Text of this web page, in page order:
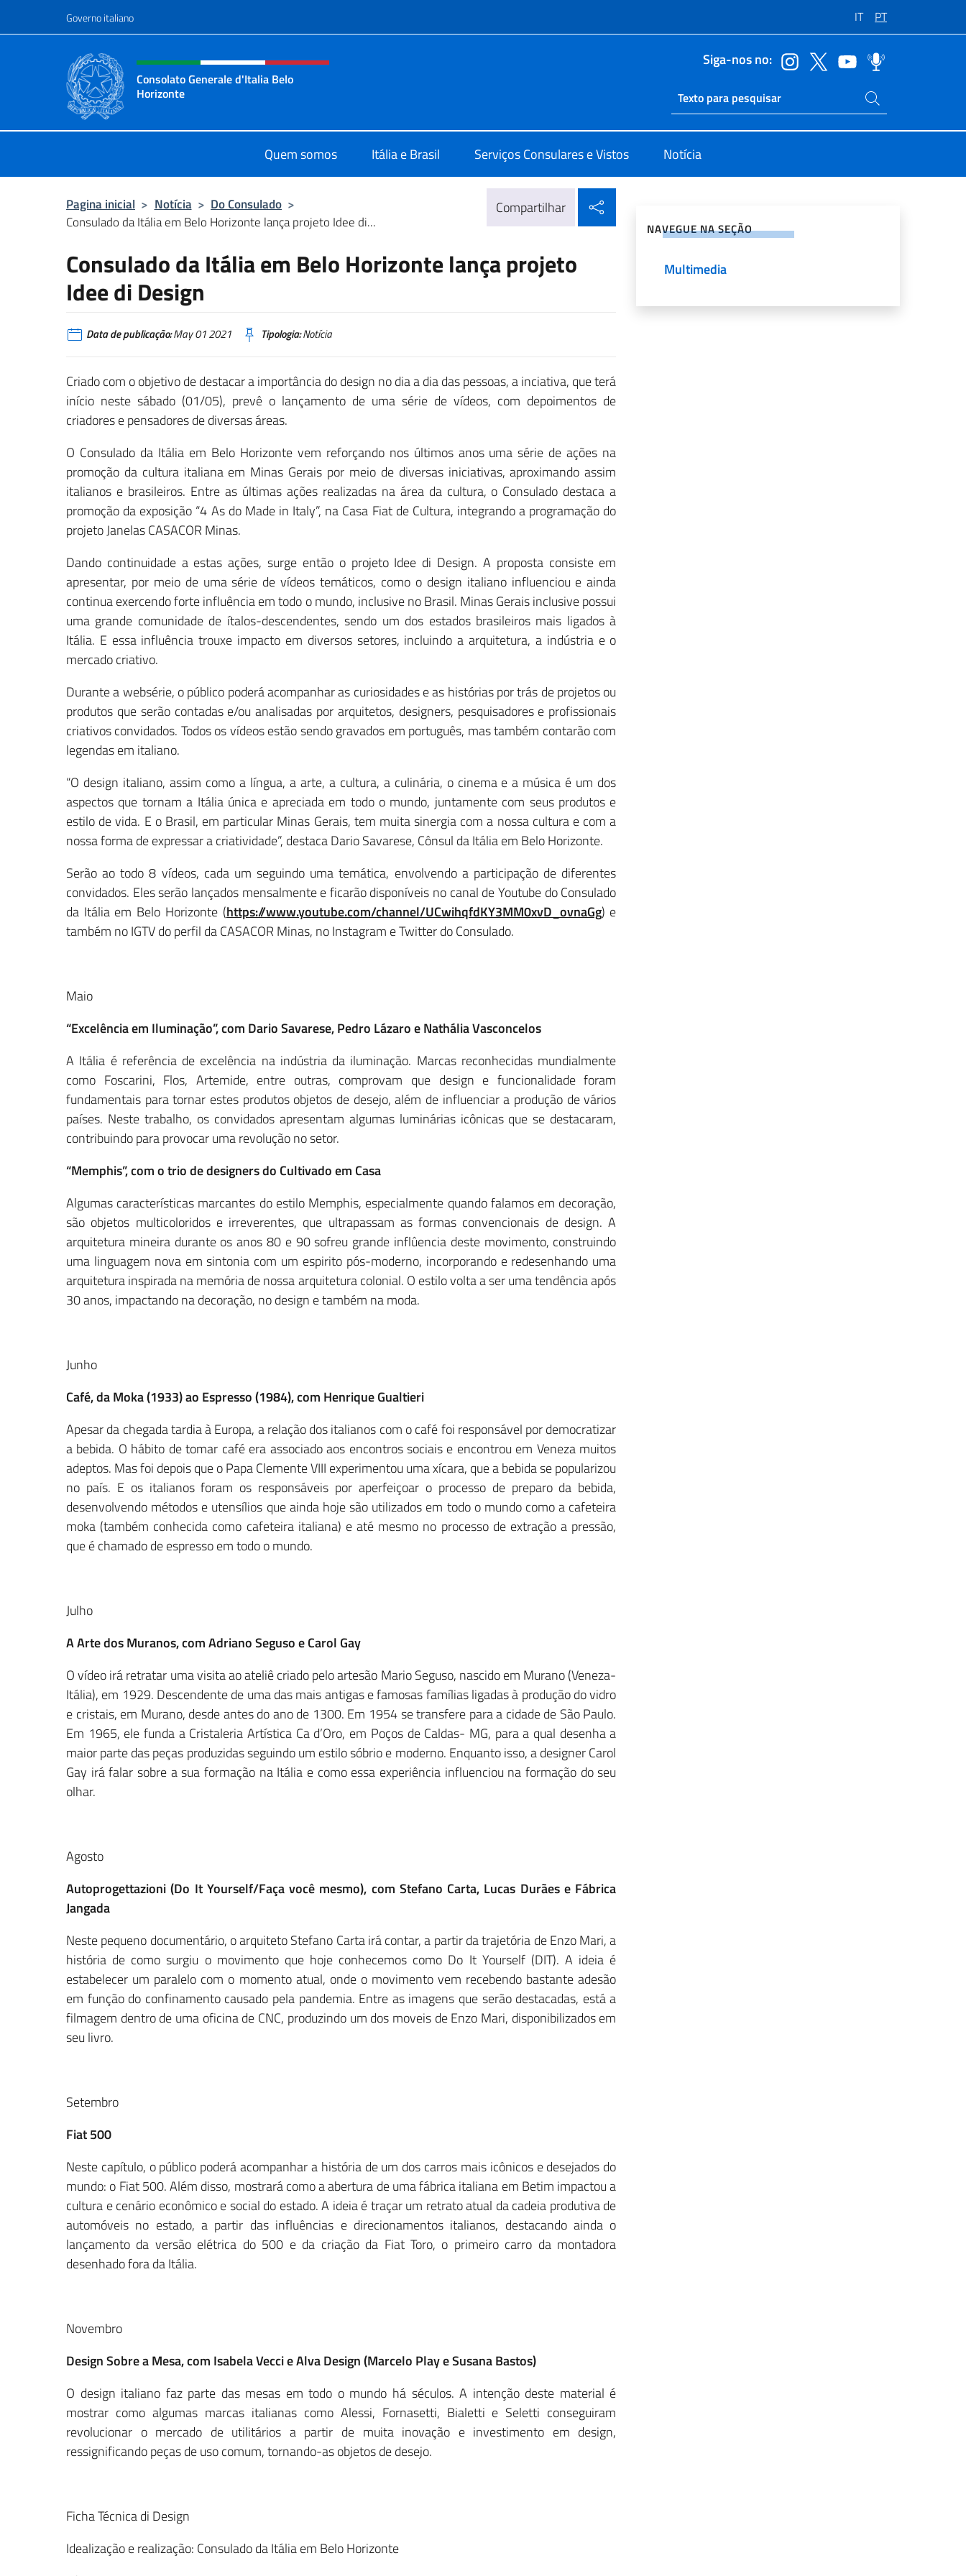
Governo italiano IT PT
Site, social e cabeçalho do menu
Consolato Generale d'Italia Belo
Horizonte
Siga-nos no:
Ricerca sito live
Pesquise no site
Quem somos Itália e Brasil Serviços Consulares e Vistos Notícia
Pagina inicial > Notícia > Do Consulado >
Consulado da Itália em Belo Horizonte lança projeto Idee di...
Compartilhar
Consulado da Itália em Belo Horizonte lança projeto
Idee di Design
Data de publicação:May 01 2021 Tipologia:Notícia
Criado com o objetivo de destacar a importância do design no dia a dia das pessoas, a inciativa, que terá
início neste sábado (01/05), prevê o lançamento de uma série de vídeos, com depoimentos de
criadores e pensadores de diversas áreas.
O Consulado da Itália em Belo Horizonte vem reforçando nos últimos anos uma série de ações na
promoção da cultura italiana em Minas Gerais por meio de diversas iniciativas, aproximando assim
italianos e brasileiros. Entre as últimas ações realizadas na área da cultura, o Consulado destaca a
promoção da exposição “4 As do Made in Italy”, na Casa Fiat de Cultura, integrando a programação do
projeto Janelas CASACOR Minas.
Dando continuidade a estas ações, surge então o projeto Idee di Design. A proposta consiste em
apresentar, por meio de uma série de vídeos temáticos, como o design italiano influenciou e ainda
continua exercendo forte influência em todo o mundo, inclusive no Brasil. Minas Gerais inclusive possui
uma grande comunidade de ítalos-descendentes, sendo um dos estados brasileiros mais ligados à
Itália. E essa influência trouxe impacto em diversos setores, incluindo a arquitetura, a indústria e o
mercado criativo.
Durante a websérie, o público poderá acompanhar as curiosidades e as histórias por trás de projetos ou
produtos que serão contadas e/ou analisadas por arquitetos, designers, pesquisadores e profissionais
criativos convidados. Todos os vídeos estão sendo gravados em português, mas também contarão com
legendas em italiano.
“O design italiano, assim como a língua, a arte, a cultura, a culinária, o cinema e a música é um dos
aspectos que tornam a Itália única e apreciada em todo o mundo, juntamente com seus produtos e
estilo de vida. E o Brasil, em particular Minas Gerais, tem muita sinergia com a nossa cultura e com a
nossa forma de expressar a criatividade”, destaca Dario Savarese, Cônsul da Itália em Belo Horizonte.
Serão ao todo 8 vídeos, cada um seguindo uma temática, envolvendo a participação de diferentes
convidados. Eles serão lançados mensalmente e ficarão disponíveis no canal de Youtube do Consulado
da Itália em Belo Horizonte (https://www.youtube.com/channel/UCwihqfdKY3MM0xvD_ovnaGg) e
também no IGTV do perfil da CASACOR Minas, no Instagram e Twitter do Consulado.
Maio
“Excelência em Iluminação”, com Dario Savarese, Pedro Lázaro e Nathália Vasconcelos
A Itália é referência de excelência na indústria da iluminação. Marcas reconhecidas mundialmente
como Foscarini, Flos, Artemide, entre outras, comprovam que design e funcionalidade foram
fundamentais para tornar estes produtos objetos de desejo, além de influenciar a produção de vários
países. Neste trabalho, os convidados apresentam algumas luminárias icônicas que se destacaram,
contribuindo para provocar uma revolução no setor.
“Memphis”, com o trio de designers do Cultivado em Casa
Algumas características marcantes do estilo Memphis, especialmente quando falamos em decoração,
são objetos multicoloridos e irreverentes, que ultrapassam as formas convencionais de design. A
arquitetura mineira durante os anos 80 e 90 sofreu grande inflûencia deste movimento, construindo
uma linguagem nova em sintonia com um espirito pós-moderno, incorporando e redesenhando uma
arquitetura inspirada na memória de nossa arquitetura colonial. O estilo volta a ser uma tendência após
30 anos, impactando na decoração, no design e também na moda.
Junho
Café, da Moka (1933) ao Espresso (1984), com Henrique Gualtieri
Apesar da chegada tardia à Europa, a relação dos italianos com o café foi responsável por democratizar
a bebida. O hábito de tomar café era associado aos encontros sociais e encontrou em Veneza muitos
adeptos. Mas foi depois que o Papa Clemente VIII experimentou uma xícara, que a bebida se popularizou
no país. E os italianos foram os responsáveis por aperfeiçoar o processo de preparo da bebida,
desenvolvendo métodos e utensílios que ainda hoje são utilizados em todo o mundo como a cafeteira
moka (também conhecida como cafeteira italiana) e até mesmo no processo de extração a pressão,
que é chamado de espresso em todo o mundo.
Julho
A Arte dos Muranos, com Adriano Seguso e Carol Gay
O vídeo irá retratar uma visita ao ateliê criado pelo artesão Mario Seguso, nascido em Murano (Veneza-
Itália), em 1929. Descendente de uma das mais antigas e famosas famílias ligadas à produção do vidro
e cristais, em Murano, desde antes do ano de 1300. Em 1954 se transfere para a cidade de São Paulo.
Em 1965, ele funda a Cristaleria Artística Ca d’Oro, em Poços de Caldas- MG, para a qual desenha a
maior parte das peças produzidas seguindo um estilo sóbrio e moderno. Enquanto isso, a designer Carol
Gay irá falar sobre a sua formação na Itália e como essa experiência influenciou na formação do seu
olhar.
Agosto
Autoprogettazioni (Do It Yourself/Faça você mesmo), com Stefano Carta, Lucas Durães e Fábrica
Jangada
Neste pequeno documentário, o arquiteto Stefano Carta irá contar, a partir da trajetória de Enzo Mari, a
história de como surgiu o movimento que hoje conhecemos como Do It Yourself (DIT). A ideia é
estabelecer um paralelo com o momento atual, onde o movimento vem recebendo bastante adesão
em função do confinamento causado pela pandemia. Entre as imagens que serão destacadas, está a
filmagem dentro de uma oficina de CNC, produzindo um dos moveis de Enzo Mari, disponibilizados em
seu livro.
Setembro
Fiat 500
Neste capítulo, o público poderá acompanhar a história de um dos carros mais icônicos e desejados do
mundo: o Fiat 500. Além disso, mostrará como a abertura de uma fábrica italiana em Betim impactou a
cultura e cenário econômico e social do estado. A ideia é traçar um retrato atual da cadeia produtiva de
automóveis no estado, a partir das influências e direcionamentos italianos, destacando ainda o
lançamento da versão elétrica do 500 e da criação da Fiat Toro, o primeiro carro da montadora
desenhado fora da Itália.
Novembro
Design Sobre a Mesa, com Isabela Vecci e Alva Design (Marcelo Play e Susana Bastos)
O design italiano faz parte das mesas em todo o mundo há séculos. A intenção deste material é
mostrar como algumas marcas italianas como Alessi, Fornasetti, Bialetti e Seletti conseguiram
revolucionar o mercado de utilitários a partir de muita inovação e investimento em design,
ressignificando peças de uso comum, tornando-as objetos de desejo.
Ficha Técnica di Design
Idealização e realização: Consulado da Itália em Belo Horizonte
NAVEGUE NA SEÇÃO
Multimedia